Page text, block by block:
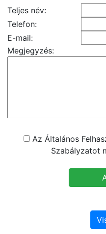
Teljes név:
Telefon:
E-mail:
Megjegyzés:
Az Általános
Szabályzatot